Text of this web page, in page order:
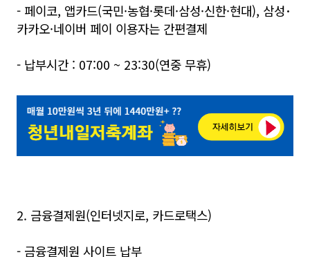
- 페이코, 앱카드(국민·농협·롯데·삼성·신한·현대), 삼성･
카카오·네이버 페이 이용자는 간편결제
- 납부시간 : 07:00 ~ 23:30(연중 무휴)
2. 금융결제원(인터넷지로, 카드로택스)
- 금융결제원 사이트 납부